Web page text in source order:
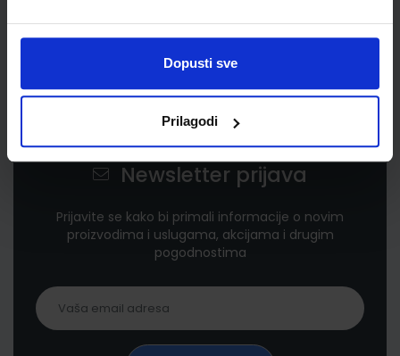
Dopusti sve
Prilagodi
Newsletter prijava
Prijavite se kako bi primali informacije o novim
proizvodima i uslugama, akcijama i drugim
pogodnostima